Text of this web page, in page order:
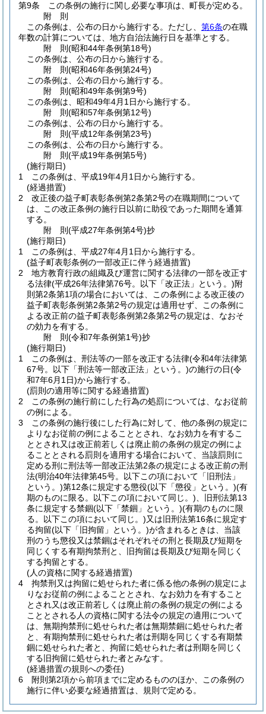
第9条
この条例の施行に関し必要な事項は、町長が定める。
附 則
この条例は、公布の日から施行する。 ただし、 第6条の在職
年数の計算については、地方自治法施行日を基準とする。
附 則(昭和44年条例第18号)
この条例は、公布の日から施行する。
附 則(昭和46年条例第24号)
この条例は、公布の日から施行する。
附 則(昭和49年条例第9号)
この条例は、昭和49年4月1日から施行する。
附 則(昭和57年条例第12号)
この条例は、公布の日から施行する。
附 則(平成12年条例第23号)
この条例は、公布の日から施行する。
附 則(平成19年条例第5号)
(施行期日)
1
この条例は、平成19年4月1日から施行する。
(経過措置)
2
改正後の益子町表彰条例第2条第2号の在職期間について
は、この改正条例の施行日以前に助役であった期間を通算
する。
附 則(平成27年条例第4号)抄
(施行期日)
1
この条例は、平成27年4月1日から施行する。
(益子町表彰条例の一部改正に伴う経過措置)
2
地方教育行政の組織及び運営に関する法律の一部を改正す
る法律(平成26年法律第76号。以下「改正法」という。)附
則第2条第1項の場合においては、この条例による改正後の
益子町表彰条例第2条第2号の規定は適用せず、この条例に
よる改正前の益子町表彰条例第2条第2号の規定は、なおそ
の効力を有する。
附 則(令和7年条例第1号)抄
(施行期日)
1
この条例は、刑法等の一部を改正する法律(令和4年法律第
67号。以下「刑法等一部改正法」という。)の施行の日(令
和7年6月1日)から施行する。
(罰則の適用等に関する経過措置)
2
この条例の施行前にした行為の処罰については、なお従前
の例による。
3
この条例の施行後にした行為に対して、他の条例の規定に
よりなお従前の例によることとされ、なお効力を有するこ
ととされ又は改正前若しくは廃止前の条例の規定の例によ
ることとされる罰則を適用する場合において、当該罰則に
定める刑に刑法等一部改正法第2条の規定による改正前の刑
法(明治40年法律第45号。以下この項において「旧刑法」
という。)第12条に規定する懲役(以下「懲役」という。)(有
期のものに限る。以下この項において同じ。) 、旧刑法第13
条に規定する禁錮(以下「禁錮」という。)(有期のものに限
る。以下この項において同じ。)又は旧刑法第16条に規定す
る拘留(以下「旧拘留」という。)が含まれるときは、当該
刑のうち懲役又は禁錮はそれぞれその刑と長期及び短期を
同じくする有期拘禁刑と、旧拘留は長期及び短期を同じく
する拘留とする。
(人の資格に関する経過措置)
4
拘禁刑又は拘留に処せられた者に係る他の条例の規定によ
りなお従前の例によることとされ、なお効力を有すること
とされ又は改正前若しくは廃止前の条例の規定の例による
こととされる人の資格に関する法令の規定の適用について
は、無期拘禁刑に処せられた者は無期禁錮に処せられた者
と、有期拘禁刑に処せられた者は刑期を同じくする有期禁
錮に処せられた者と、拘留に処せられた者は刑期を同じく
する旧拘留に処せられた者とみなす。
(経過措置の規則への委任)
6
附則第2項から前項までに定めるもののほか、この条例の
施行に伴い必要な経過措置は、規則で定める。